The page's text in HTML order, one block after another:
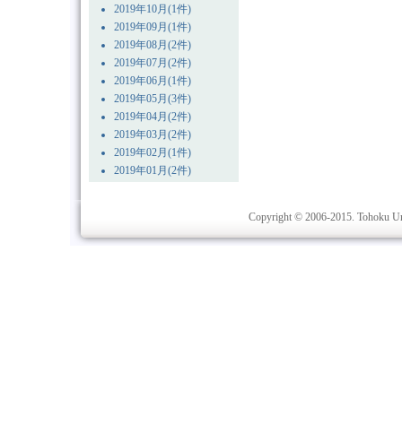
2019年10月(1件)
2019年09月(1件)
2019年08月(2件)
2019年07月(2件)
2019年06月(1件)
2019年05月(3件)
2019年04月(2件)
2019年03月(2件)
2019年02月(1件)
2019年01月(2件)
Copyright © 2006-2015. Tohoku